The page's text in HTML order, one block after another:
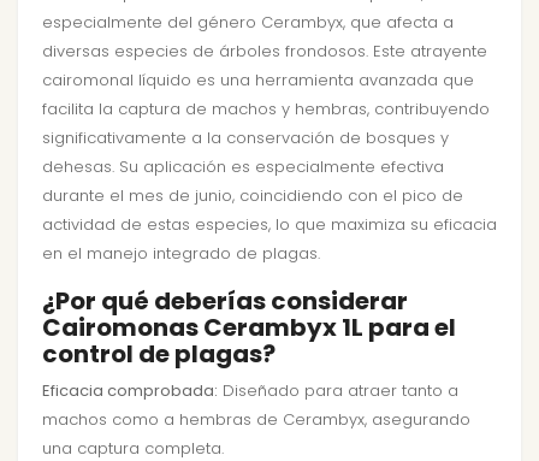
especialmente del género Cerambyx, que afecta a
diversas especies de árboles frondosos. Este atrayente
cairomonal líquido es una herramienta avanzada que
facilita la captura de machos y hembras, contribuyendo
significativamente a la conservación de bosques y
dehesas. Su aplicación es especialmente efectiva
durante el mes de junio, coincidiendo con el pico de
actividad de estas especies, lo que maximiza su eficacia
en el manejo integrado de plagas.
¿Por qué deberías considerar
Cairomonas Cerambyx 1L para el
control de plagas?
Eficacia comprobada: Diseñado para atraer tanto a
machos como a hembras de Cerambyx, asegurando
una captura completa.